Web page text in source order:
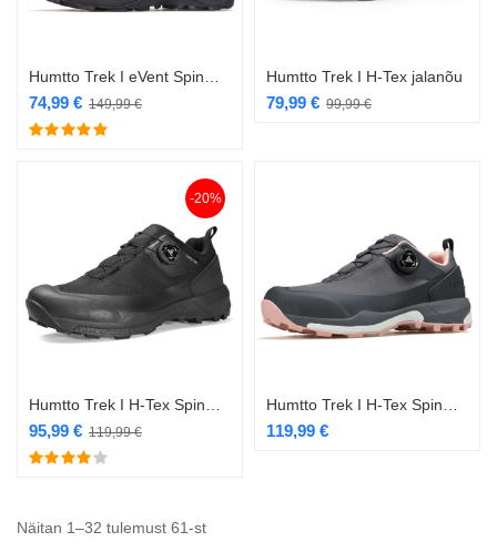
149,99€
74,99 €
Humtto Trek I H-Tex jalanõu
99,99€
79,99 €
-20%
119,99€
95,99 € 119,99 €
Näitan 1–32 tulemust 61-st